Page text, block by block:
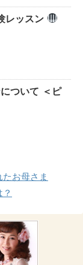
レッスン
ついて ＜ピ
お母さま